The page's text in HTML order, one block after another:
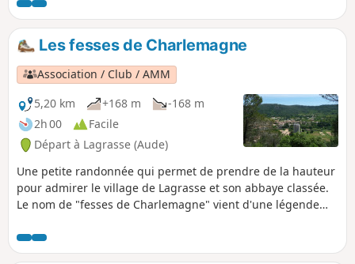
Les fesses de Charlemagne
Association / Club / AMM
5,20 km
+168 m
-168 m
2h 00
Facile
Départ à Lagrasse (Aude)
Une petite randonnée qui permet de prendre de la hauteur
pour admirer le village de Lagrasse et son abbaye classée.
Le nom de "fesses de Charlemagne" vient d'une légende
Charlemagne sur la colline et il retomba sur les fesses.